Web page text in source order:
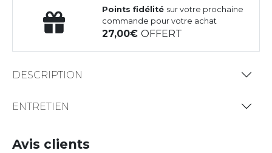
Points fidélité sur votre prochaine
commande pour votre achat
27,00OFFERT
DESCRIPTION
ENTRETIEN
Avis clients